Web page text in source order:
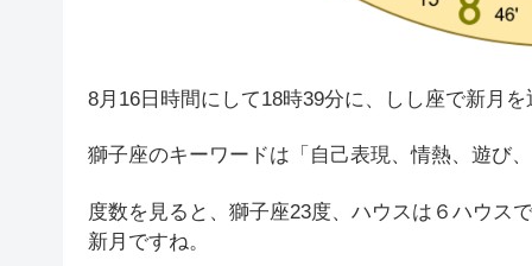
8月16日時間にして18時39分に、しし座で新月
獅子座のキーワードは「自己表現、情熱、遊び
度数を見ると、獅子座23度、ハウスは６ハウス
新月ですね。